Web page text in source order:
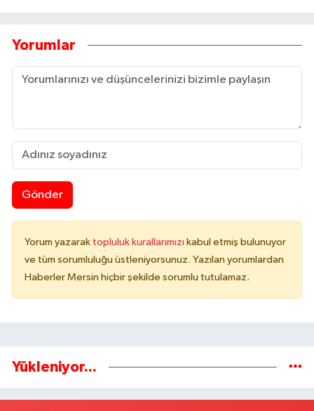
Yorumlar
Gönder
Yorum yazarak topluluk kurallarımızı kabul etmiş bulunuyor
ve tüm sorumluluğu üstleniyorsunuz. Yazılan yorumlardan
Haberler Mersin hiçbir şekilde sorumlu tutulamaz.
Yükleniyor...